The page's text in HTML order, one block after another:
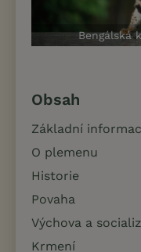
Bengálská
Obsah
Základní
O plemenu
Historie
Povaha
Výchova a
Krmení